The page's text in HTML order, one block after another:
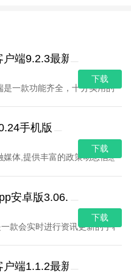
端9.2.3最新版
是一款功能齐全，十分实用的手
下载
手机版
媒体,提供丰富的政策动态信息,
下载
安卓版3.06.12最新版
款会实时进行资讯更新的手机
下载
端1.1.2最新版